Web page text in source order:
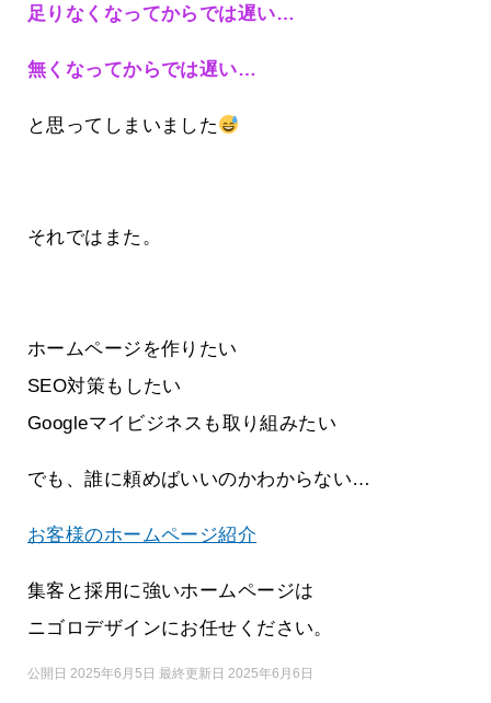
足りなくなってからでは遅い…
無くなってからでは遅い…
と思ってしまいました
それではまた。
ホームページを作りたい
SEO対策もしたい
Googleマイビジネスも取り組みたい
でも、誰に頼めばいいのかわからない…
お客様のホームページ紹介
集客と採用に強いホームページは
ニゴロデザインにお任せください。
公開日 2025年6月5日 最終更新日 2025年6月6日